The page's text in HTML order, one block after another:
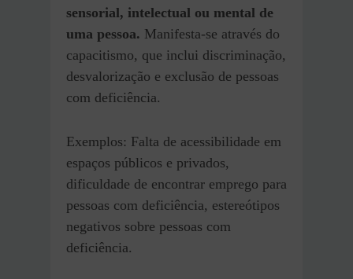
sensorial, intelectual ou mental de
uma pessoa. Manifesta-se através do
capacitismo, que inclui discriminação,
desvalorização e exclusão de pessoas
com deficiência.
Exemplos: Falta de acessibilidade em
espaços públicos e privados,
dificuldade de encontrar emprego para
pessoas com deficiência, estereótipos
negativos sobre pessoas com
deficiência.